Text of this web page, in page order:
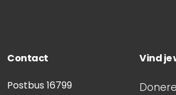
Contact
Postbus 16799
Vind je